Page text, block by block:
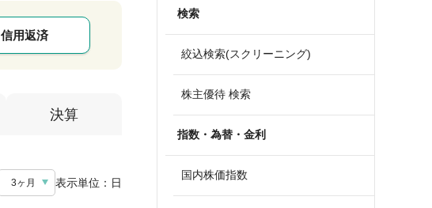
信用返済
決算
3ヶ月 表示単位： 日
検索
絞込検索(スクリーニング)
株主優待 検索
指数・為替・金利
国内株価指数